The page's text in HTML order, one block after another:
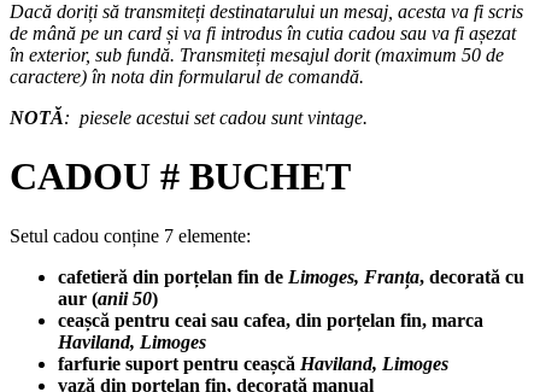
Dacă doriți să transmiteți destinatarului un mesaj, acesta va fi scris
de mână pe un card și va fi introdus în cutia cadou sau va fi așezat
în exterior, sub fundă. Transmiteți mesajul dorit (maximum 50 de
caractere) în nota din formularul de comandă.
NOTĂ: piesele acestui set cadou sunt vintage.
CADOU # BUCHET
Setul cadou conține 7 elemente:
cafetieră din porțelan fin de Limoges, Franța, decorată cu
aur (anii 50)
ceașcă pentru ceai sau cafea, din porțelan fin, marca
Haviland, Limoges
farfurie suport pentru ceașcă Haviland, Limoges
vază din porțelan fin, decorată manual